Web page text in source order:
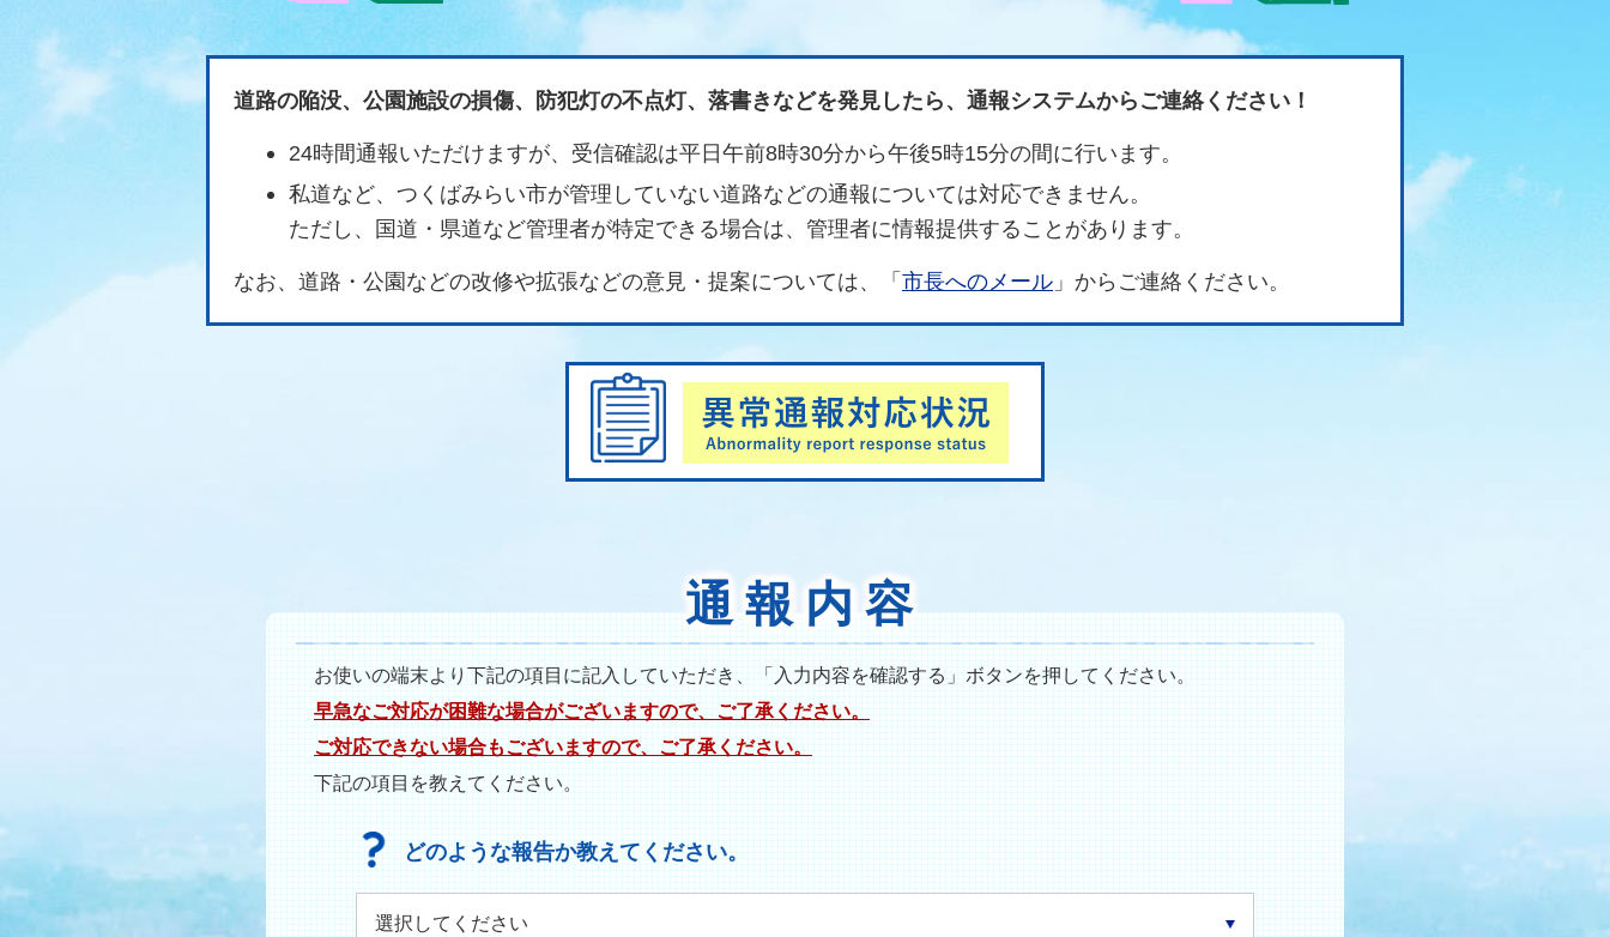
道路の陥没、公園施設の損傷、防犯灯の不点灯、落書きなどを発見したら、通報システムからご連絡ください！
24時間通報いただけますが、受信確認は平日午前8時30分から午後5時15分の間に行います。
私道など、つくばみらい市が管理していない道路などの通報については対応できません。
ただし、国道・県道など管理者が特定できる場合は、管理者に情報提供することがあります。
なお、道路・公園などの改修や拡張などの意見・提案については、「 市長へのメール 」からご連絡ください。
通報内容
お使いの端末より下記の項目に記入していただき、「入力内容を確認する」ボタンを押してください。
早急なご対応が困難な場合がございますので、ご了承ください。
ご対応できない場合もございますので、ご了承ください。
下記の項目を教えてください。
どのような報告か教えてください。